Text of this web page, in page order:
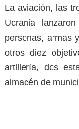
La aviación, las
Ucrania
personas, armas
otros diez
artillería, dos
almacén de